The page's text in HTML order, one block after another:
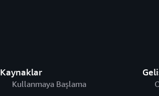
Kaynaklar
Kullanmaya Başlama